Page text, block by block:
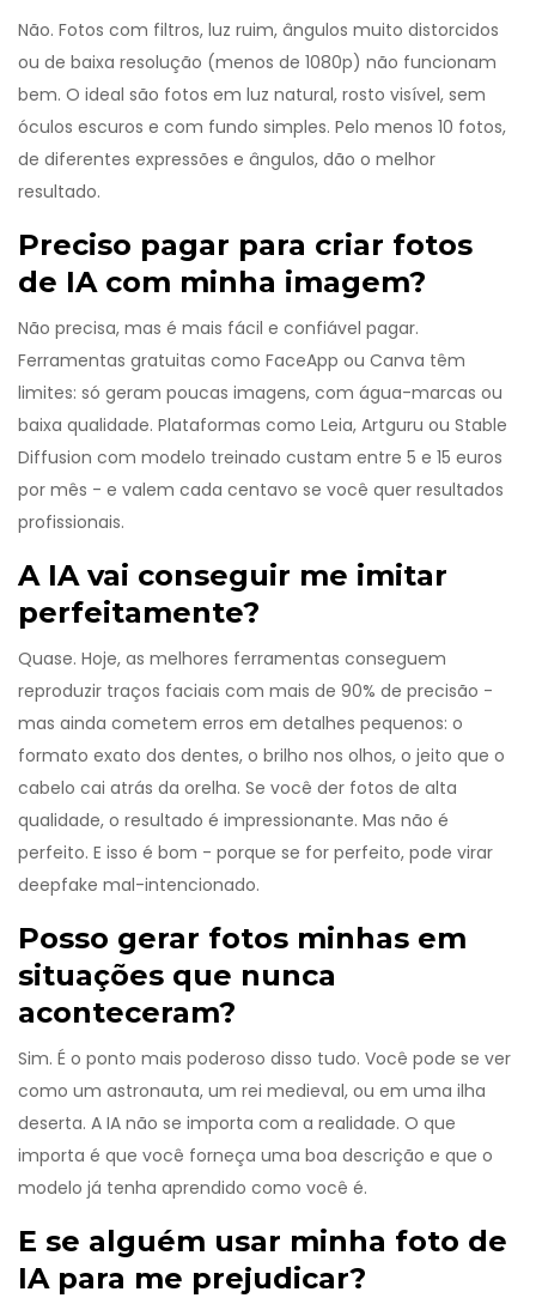
Não. Fotos com filtros, luz ruim, ângulos muito distorcidos
ou de baixa resolução (menos de 1080p) não funcionam
bem. O ideal são fotos em luz natural, rosto visível, sem
óculos escuros e com fundo simples. Pelo menos 10 fotos,
de diferentes expressões e ângulos, dão o melhor
resultado.
Preciso pagar para criar fotos
de IA com minha imagem?
Não precisa, mas é mais fácil e confiável pagar.
Ferramentas gratuitas como FaceApp ou Canva têm
limites: só geram poucas imagens, com água-marcas ou
baixa qualidade. Plataformas como Leia, Artguru ou Stable
Diffusion com modelo treinado custam entre 5 e 15 euros
por mês - e valem cada centavo se você quer resultados
profissionais.
A IA vai conseguir me imitar
perfeitamente?
Quase. Hoje, as melhores ferramentas conseguem
reproduzir traços faciais com mais de 90% de precisão -
mas ainda cometem erros em detalhes pequenos: o
formato exato dos dentes, o brilho nos olhos, o jeito que o
cabelo cai atrás da orelha. Se você der fotos de alta
qualidade, o resultado é impressionante. Mas não é
perfeito. E isso é bom - porque se for perfeito, pode virar
deepfake mal-intencionado.
Posso gerar fotos minhas em
situações que nunca
aconteceram?
Sim. É o ponto mais poderoso disso tudo. Você pode se ver
como um astronauta, um rei medieval, ou em uma ilha
deserta. A IA não se importa com a realidade. O que
importa é que você forneça uma boa descrição e que o
modelo já tenha aprendido como você é.
E se alguém usar minha foto de
IA para me prejudicar?